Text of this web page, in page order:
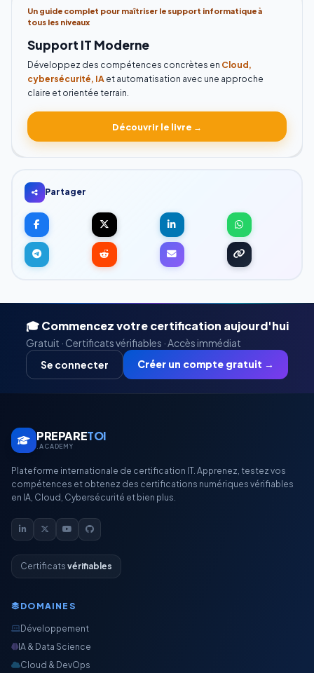
Un guide complet pour maîtriser le support informatique à
tous les niveaux
Support IT Moderne
Développez des compétences concrètes en Cloud,
cybersécurité, IAet automatisation avec une approche
claire et orientée terrain.
Découvrir le livre →
Partager
🎓 Commencez votre certification aujourd'hui
Gratuit · Certificats vérifiables · Accès immédiat
Se connecter
Créer un compte gratuit →
PREPARETOI
.ACADEMY
Plateforme internationale de certification IT. Apprenez, testez vos
compétences et obtenez des certifications numériques vérifiables
en IA, Cloud, Cybersécurité et bien plus.
Certificats vérifiables
DOMAINES
Développement
IA & Data Science
Cloud & DevOps